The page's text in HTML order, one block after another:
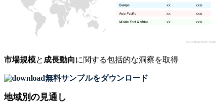
XX%
XX
XX%
XX
XX%
XX
市場規模と 成長動向に関する包括的な洞察を取得
無料サンプルをダウンロード
地域別の見通し